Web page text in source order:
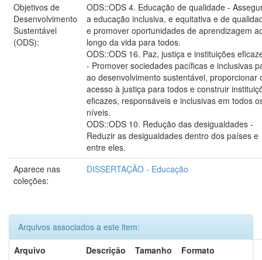
Objetivos de
Desenvolvimento
Sustentável
(ODS):
ODS::ODS 4. Educação de qualidade -
a educação inclusiva, e equitativa e de
e promover oportunidades de aprendizagem
longo da vida para todos.
ODS::ODS 16. Paz, justiça e instituições
- Promover sociedades pacíficas e inclusivas
ao desenvolvimento sustentável, proporcionar
acesso à justiça para todos e construir
eficazes, responsáveis e inclusivas em todos
níveis.
ODS::ODS 10. Redução das desigualdades -
Reduzir as desigualdades dentro dos países e
entre eles.
Aparece nas
coleções:
DISSERTAÇÃO - Educação
Arquivos associados a este item:
Arquivo
Descrição Tamanho
Formato